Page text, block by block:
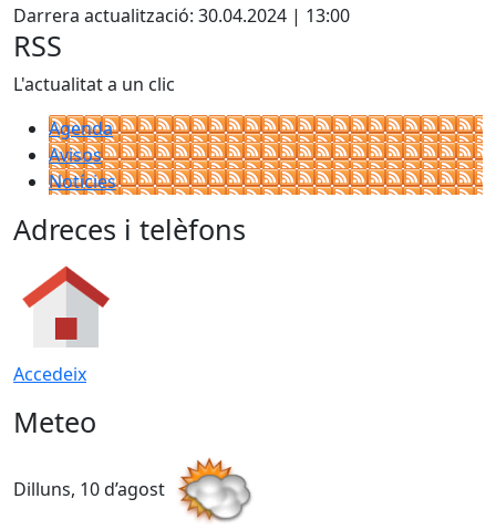
Darrera actualització: 30.04.2024 | 13:00
RSS
L'actualitat a un clic
Agenda
Avisos
Notícies
Adreces i telèfons
Accedeix
Meteo
Dilluns, 10 d’agost